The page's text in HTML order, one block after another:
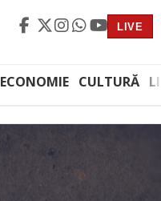
LIVE
ECONOMIE CULTURĂ